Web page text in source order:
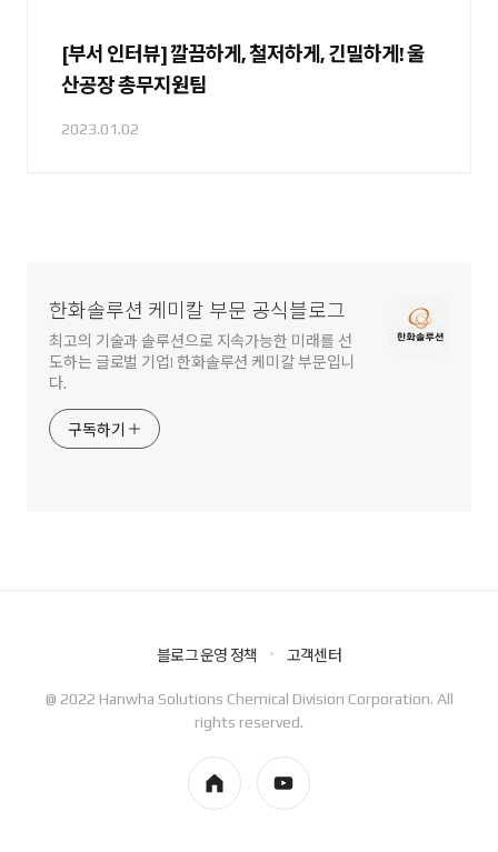
[부서 인터뷰] 깔끔하게, 철저하게, 긴밀하게! 울
산공장 총무지원팀
2023.01.02
한화솔루션 케미칼 부문 공식블로그
최고의 기술과 솔루션으로 지속가능한 미래를 선
도하는 글로벌 기업! 한화솔루션 케미칼 부문입니
다.
구독하기
블로그 운영 정책 고객센터
@ 2022 Hanwha Solutions Chemical Division Corporation. All
rights reserved.